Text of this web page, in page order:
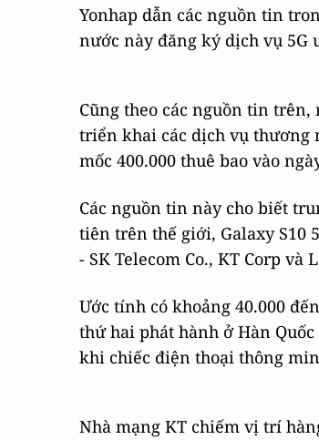
Yonhap dẫn các nguồn tin
nước này đăng ký dịch vụ 5G
Cũng theo các nguồn tin
triển khai các dịch vụ thương
mốc 400.000 thuê bao vào
Các nguồn tin này cho biết
tiên trên thế giới, Galaxy S10
- SK Telecom Co., KT Corp và
Ước tính có khoảng 40.000
thứ hai phát hành ở Hàn
khi chiếc điện thoại thông
Nhà mạng KT chiếm vị trí